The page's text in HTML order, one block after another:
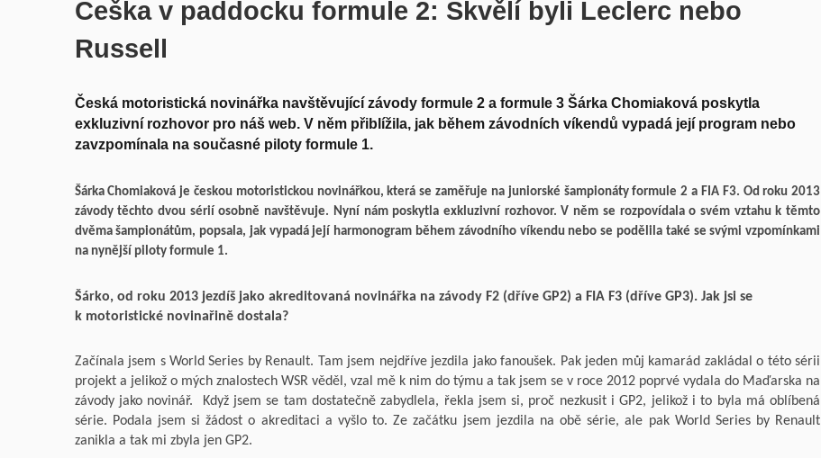
Češka v paddocku formule 2: Skvělí byli Leclerc nebo
Russell
Česká motoristická novinářka navštěvující závody formule 2 a formule 3 Šárka Chomiaková poskytla
exkluzivní rozhovor pro náš web. V něm přiblížila, jak během závodních víkendů vypadá její program nebo
zavzpomínala na současné piloty formule 1.
Šárka Chomiaková je českou motoristickou novinářkou, která se zaměřuje na juniorské šampionáty formule 2 a FIA F3. Od roku 2013
závody těchto dvou sérií osobně navštěvuje. Nyní nám poskytla exkluzivní rozhovor. V něm se rozpovídala o svém vztahu k těmto
dvěma šampionátům, popsala, jak vypadá její harmonogram během závodního víkendu nebo se podělila také se svými vzpomínkami
na nynější piloty formule 1.
Šárko, od roku 2013 jezdíš jako akreditovaná novinářka na závody F2 (dříve GP2) a FIA F3 (dříve GP3). Jak jsi se
k motoristické novinařině dostala?
Začínala jsem s World Series by Renault. Tam jsem nejdříve jezdila jako fanoušek. Pak jeden můj kamarád zakládal o této sérii
projekt a jelikož o mých znalostech WSR věděl, vzal mě k nim do týmu a tak jsem se v roce 2012 poprvé vydala do Maďarska na
závody jako novinář. Když jsem se tam dostatečně zabydlela, řekla jsem si, proč nezkusit i GP2, jelikož i to byla má oblíbená
série. Podala jsem si žádost o akreditaci a vyšlo to. Ze začátku jsem jezdila na obě série, ale pak World Series by Renault
zanikla a tak mi zbyla jen GP2.